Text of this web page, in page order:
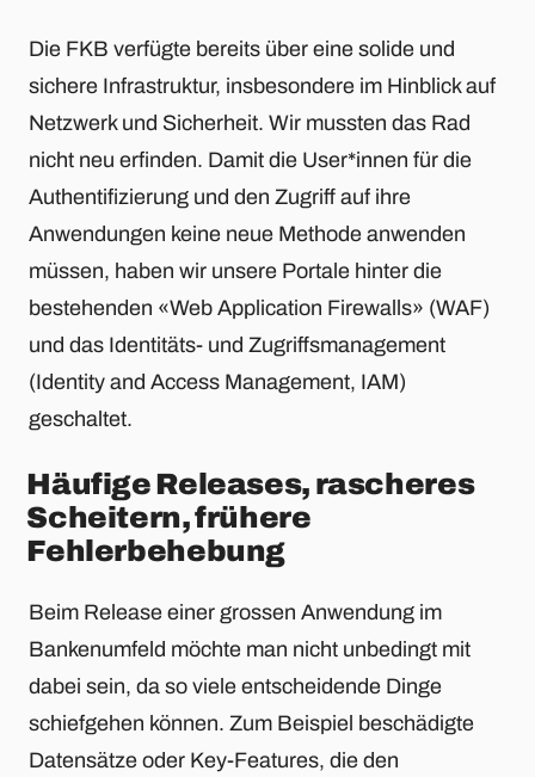
Die FKB verfügte bereits über eine solide und
sichere Infrastruktur, insbesondere im Hinblick auf
Netzwerk und Sicherheit. Wir mussten das Rad
nicht neu erfinden. Damit die User*innen für die
Authentifizierung und den Zugriff auf ihre
Anwendungen keine neue Methode anwenden
müssen, haben wir unsere Portale hinter die
bestehenden «Web Application Firewalls» (WAF)
und das Identitäts- und Zugriffsmanagement
(Identity and Access Management, IAM)
geschaltet.
Häufige Releases, rascheres
Scheitern, frühere
Fehlerbehebung
Beim Release einer grossen Anwendung im
Bankenumfeld möchte man nicht unbedingt mit
dabei sein, da so viele entscheidende Dinge
schiefgehen können. Zum Beispiel beschädigte
Datensätze oder Key-Features, die den